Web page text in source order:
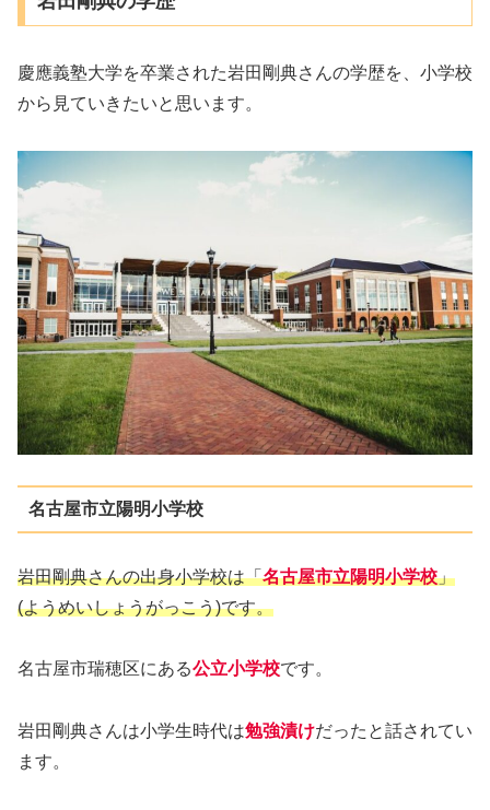
慶應義塾大学を卒業された岩田剛典さんの学歴を、小学校
から見ていきたいと思います。
名古屋市立陽明小学校
岩田剛典さんの出身小学校は「名古屋市立陽明小学校」
(ようめいしょうがっこう)です。
名古屋市瑞穂区にある公立小学校です。
岩田剛典さんは小学生時代は勉強漬けだったと話されてい
ます。